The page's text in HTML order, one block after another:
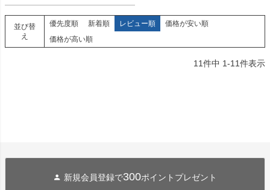
並び替
え
優先度順 新着順 レビュー順
価格が安い順
価格が高い順
11件中 1-11件表示
新規会員登録で300ポイントプレゼント